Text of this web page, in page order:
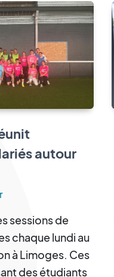
autour
sessions de
chaque lundi au
à Limoges. Ces
des étudiants